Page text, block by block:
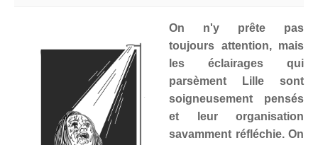
On n'y prête pas
toujours attention, mais
les éclairages qui
parsèment Lille sont
soigneusement pensés
et leur organisation
savamment réfléchie. On